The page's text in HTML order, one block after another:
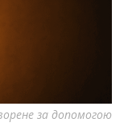
за допомогою